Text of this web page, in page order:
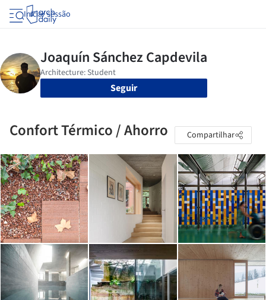
Iniciar sessão
Seguir
Confort Térmico / Ahorro Compartilhar